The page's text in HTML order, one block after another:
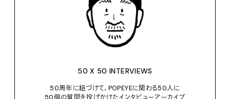
50 X 50 INTERVIEWS
50周年に紐づけて、POPEYEに関わる50人に
50個の質問を投げかけたインタビューアーカイブ